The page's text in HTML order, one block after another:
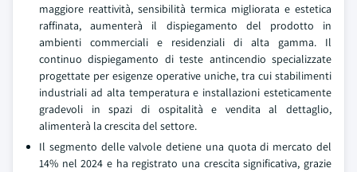
maggiore reattività, sensibilità termica migliorata e estetica
raffinata, aumenterà il dispiegamento del prodotto in
ambienti commerciali e residenziali di alta gamma. Il
continuo dispiegamento di teste antincendio specializzate
progettate per esigenze operative uniche, tra cui stabilimenti
industriali ad alta temperatura e installazioni esteticamente
gradevoli in spazi di ospitalità e vendita al dettaglio,
alimenterà la crescita del settore.
Il segmento delle valvole detiene una quota di mercato del
14% nel 2024 e ha registrato una crescita significativa, grazie